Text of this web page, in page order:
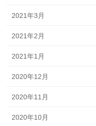
2021年3月
2021年2月
2021年1月
2020年12月
2020年11月
2020年10月